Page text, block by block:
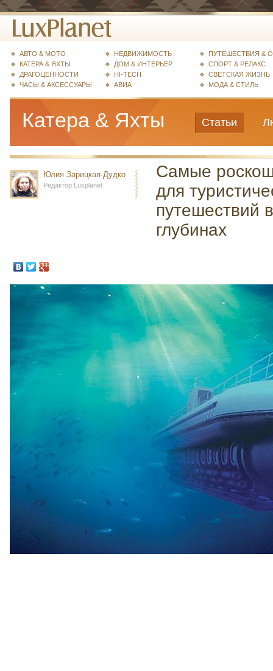
АВТО & МОТО
КАТЕРА & ЯХТЫ
ДРАГОЦЕННОСТИ
ЧАСЫ & АКСЕССУАРЫ
НЕДВИЖИМОСТЬ
ДОМ & ИНТЕРЬЕР
HI-TECH
АВИА
ПУТЕШЕСТВИЯ &
СПОРТ & РЕЛАКС
СВЕТСКАЯ ЖИЗНЬ
МОДА & СТИЛЬ
Катера & Яхты Статьи
Юлия Зарицкая-Дудко
Редактор Luxplanet
Самые
для
путешествий
глубинах